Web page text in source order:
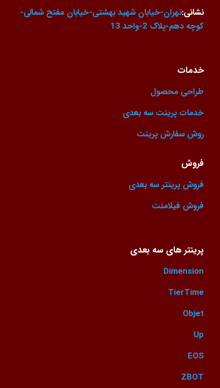
نشانی:تهران-خیابان شهید بهشتی-خیابان مفتح شمالی-
کوچه دهم-پلاک 2-واحد 13
خدمات
طراحی محصول
خدمات پرینت سه بعدی
روش سفارش پرینت
فروش
فروش پرینتر سه بعدی
فروش فیلامنت
پرینتر های سه بعدی
Dimension
TierTime
Objet
Up
EOS
ZBOT